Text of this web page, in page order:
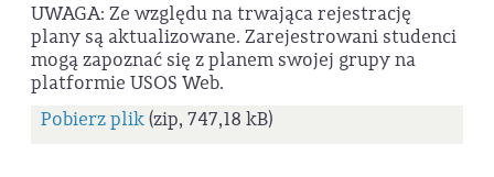
UWAGA: Ze względu na trwająca rejestrację
plany są aktualizowane. Zarejestrowani studenci
mogą zapoznać się z planem swojej grupy na
platformie USOS Web.
Pobierz plik(zip, 747,18 kB)